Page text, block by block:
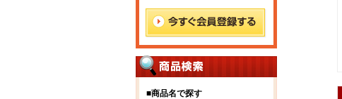
■商品名で探す